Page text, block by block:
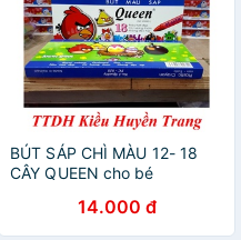
BÚT SÁP CHÌ MÀU 12- 18
CÂY QUEEN cho bé
14.000 đ